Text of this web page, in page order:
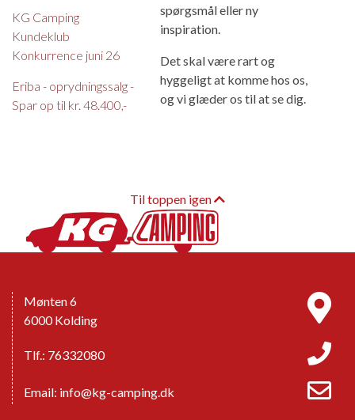
KG Camping
Kundeklub
Konkurrence juni 26
Eriba - oprydningssalg -
Spar op til kr. 48.400,-
spørgsmål eller ny
inspiration.
Det skal være rart og
hyggeligt at komme hos os,
og vi glæder os til at se dig.
Til toppen igen
Mønten 6
6000 Kolding
Tlf.: 76332080
Email: info@kg-camping.dk